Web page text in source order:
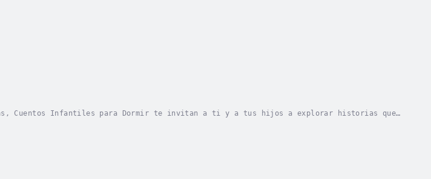
Cuentos Infantiles para Dormir te invitan a ti y a tus hijos a explorar historias que